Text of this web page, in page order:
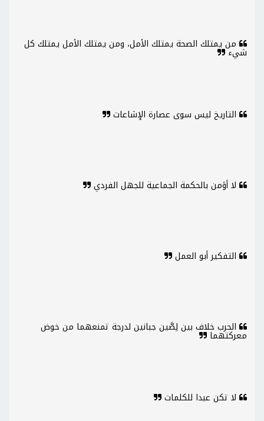
من يمتلك الصحة يمتلك الأمل، ومن يمتلك الأمل يمتلك كل
شيء
التاريخ ليس سوى عصارة الإشاعات
لا أؤمن بالحكمة الجماعية للجهل الفردي
التفكير أبو العمل
الحرب خلاف بين لِصَّين جبانين لدرجة تمنعهما من خوض
معركتهما
لا تكن عبدا للكلمات